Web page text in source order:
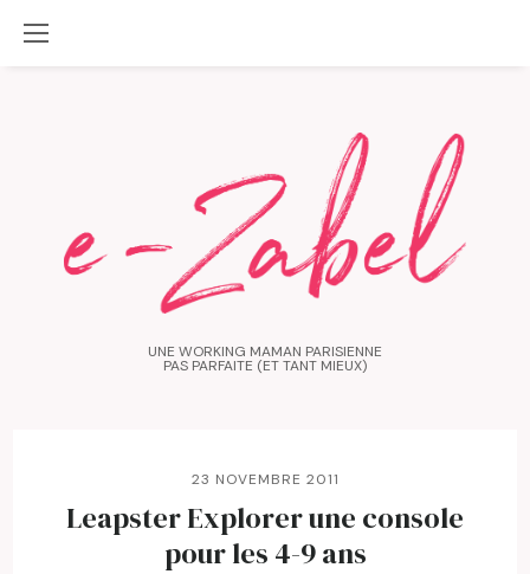
UNE WORKING MAMAN PARISIENNE
PAS PARFAITE (ET TANT MIEUX)
23 NOVEMBRE 2011
Leapster Explorer une console
pour les 4-9 ans